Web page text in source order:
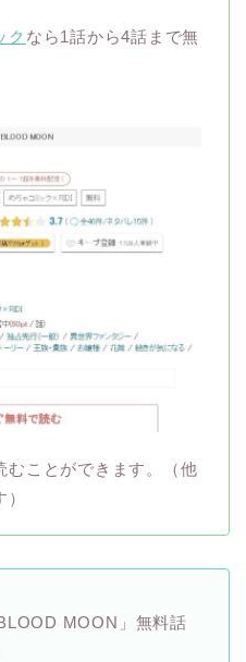
ク なら1話から4話まで無
むことができます。（他
MOON」無料話